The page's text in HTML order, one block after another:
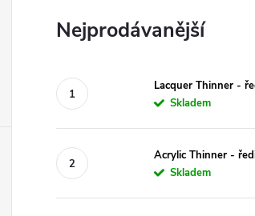
Nejprodávanější
Lacquer Thinner -
Skladem
Acrylic Thinner -
Skladem